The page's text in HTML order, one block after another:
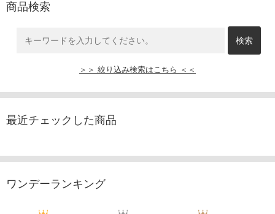
商品検索
＞＞ 絞り込み検索はこちら ＜＜
最近チェックした商品
ワンデーランキング